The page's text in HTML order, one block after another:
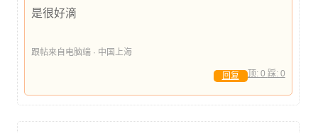
是很好滴
跟帖来自电脑端 · 中国上海
顶: 0 踩: 0
回复